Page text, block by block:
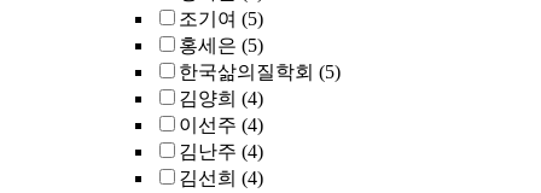
조기여 (5)
홍세은 (5)
한국삶의질학회 (5)
김양희 (4)
이선주 (4)
김난주 (4)
김선희 (4)